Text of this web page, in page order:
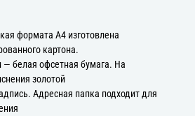
формата А4 изготовлена
картона.
— белая офсетная бумага. На
золотой
Адресная папка подходит для